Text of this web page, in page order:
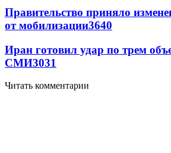
Правительство приняло
от мобилизации3640
Иран готовил удар по трем
СМИ3031
Читать комментарии